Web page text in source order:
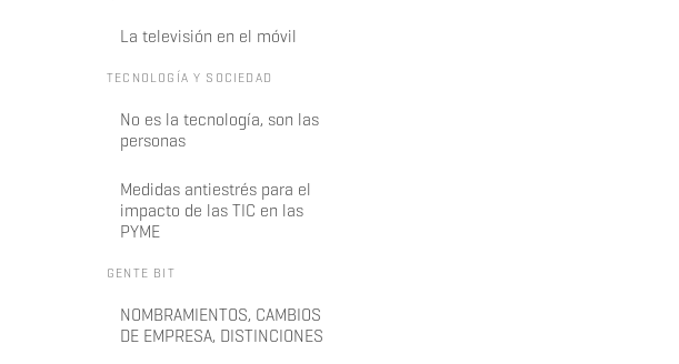
La televisión en el móvil
TECNOLOGÍA Y SOCIEDAD
No es la tecnología, son las
personas
Medidas antiestrés para el
impacto de las TIC en las
PYME
GENTE BIT
NOMBRAMIENTOS, CAMBIOS
DE EMPRESA, DISTINCIONES